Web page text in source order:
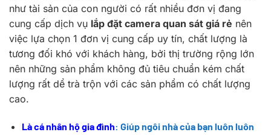
như tài sản của con người có rất nhiều đơn vị đang
cung cấp dịch vụ lắp đặt camera quan sát giá rẻ nên
việc lựa chọn 1 đơn vị cung cấp uy tín, chất lượng là
tương đối khó với khách hàng, bởi thị trường rộng lớn
nên những sản phẩm không đủ tiêu chuẩn kém chất
lượng rất dể trà trộn với các sản phẩm có chất lượng
cao.
Là cá nhân hộ gia đình: Giúp ngôi nhà của bạn luôn luôn